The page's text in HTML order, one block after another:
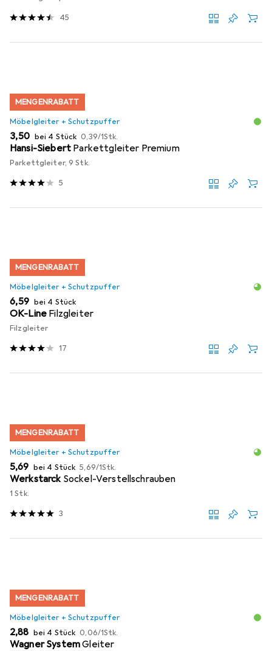
45
MENGENRABATT
Möbelgleiter + Schutzpuffer
EUR
3,50 bei 4 Stück EUR
0,39/1Stk.
Hansi-Siebert Parkettgleiter Premium
Parkettgleiter, 9 Stk.
5
MENGENRABATT
Möbelgleiter + Schutzpuffer
EUR
6,59 bei 4 Stück
OK-Line Filzgleiter
Filzgleiter
17
MENGENRABATT
Möbelgleiter + Schutzpuffer
EUR
5,69 bei 4 Stück EUR
5,69/1Stk.
Werkstarck Sockel-Verstellschrauben
1 Stk.
3
MENGENRABATT
Möbelgleiter + Schutzpuffer
EUR
2,88 bei 4 Stück EUR
0,06/1Stk.
Wagner SystemGleiter